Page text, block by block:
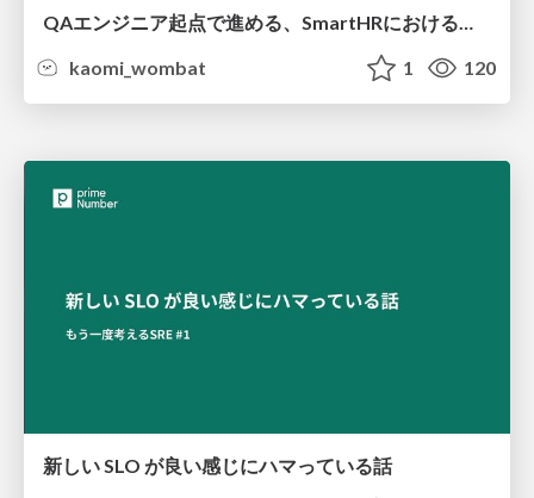
QAエンジニア起点で進める、SmartHRにおける信頼性向上について
kaomi_wombat
1 120
新しい SLO が良い感じにハマっている話